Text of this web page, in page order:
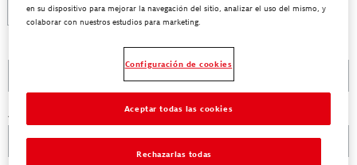
Precio TDS SDS Otro
Apellidos
en su dispositivo para mejorar la navegación del sitio, analizar el uso del mismo, y
colaborar con nuestros estudios para marketing.
Configuración de cookies
Rechazarlas todas
Aceptar todas las cookies